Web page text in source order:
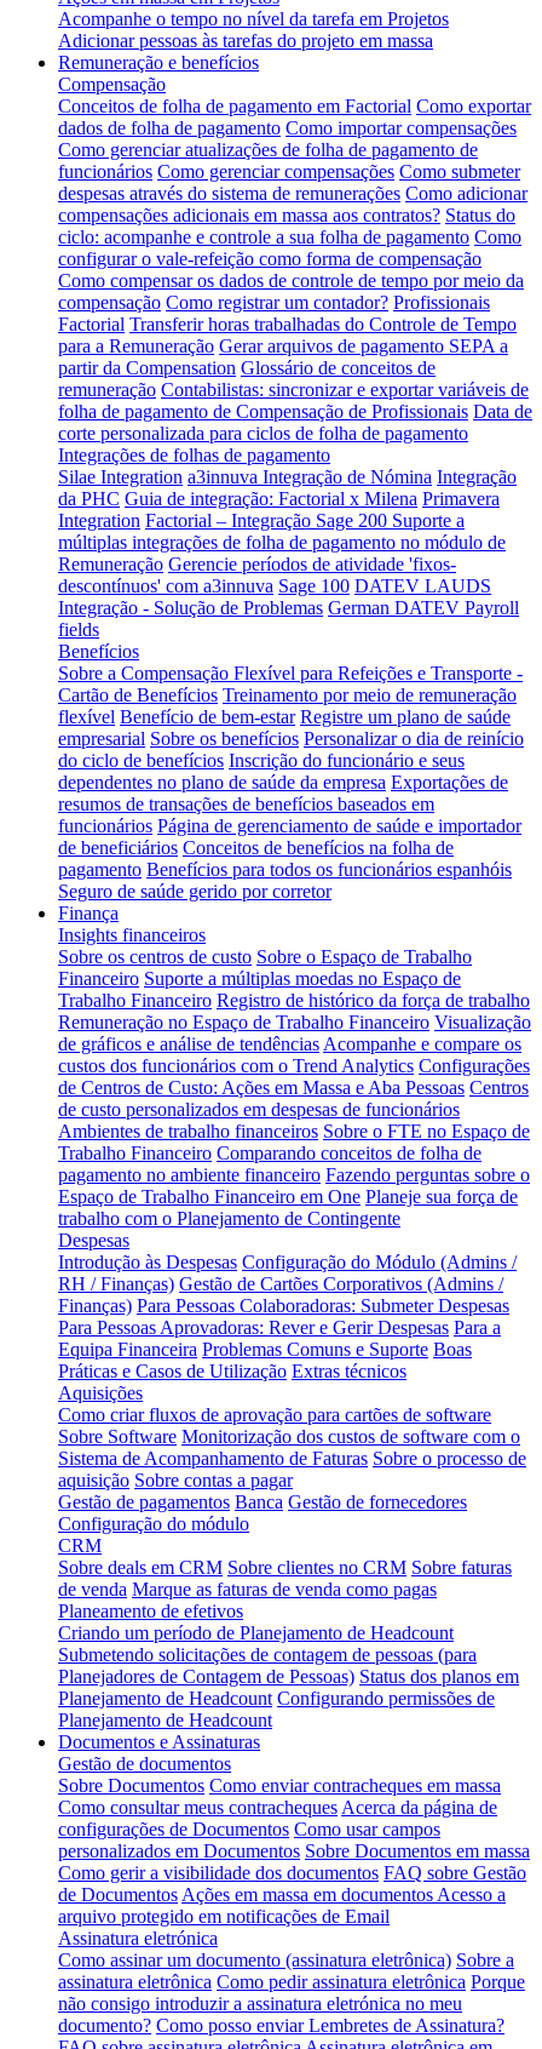
Acompanhe o tempo no nível da tarefa em Projetos
Adicionar pessoas às tarefas do projeto em massa
Remuneração e benefícios
Compensação
Conceitos de folha de pagamento em Factorial Como exportar
dados de folha de pagamento Como importar compensações
Como gerenciar atualizações de folha de pagamento de
funcionários Como gerenciar compensações Como submeter
despesas através do sistema de remunerações Como adicionar
compensações adicionais em massa aos contratos? Status do
ciclo: acompanhe e controle a sua folha de pagamento Como
configurar o vale-refeição como forma de compensação
Como compensar os dados de controle de tempo por meio da
compensação Como registrar um contador? Profissionais
Factorial Transferir horas trabalhadas do Controle de Tempo
para a Remuneração Gerar arquivos de pagamento SEPA a
partir da Compensation Glossário de conceitos de
remuneração Contabilistas: sincronizar e exportar variáveis de
folha de pagamento de Compensação de Profissionais Data de
corte personalizada para ciclos de folha de pagamento
Integrações de folhas de pagamento
Silae Integration a3innuva Integração de Nómina Integração
da PHC Guia de integração: Factorial x Milena Primavera
Integration Factorial – Integração Sage 200 Suporte a
múltiplas integrações de folha de pagamento no módulo de
Remuneração Gerencie períodos de atividade 'fixos-
descontínuos' com a3innuva Sage 100 DATEV LAUDS
Integração - Solução de Problemas German DATEV Payroll
fields
Benefícios
Sobre a Compensação Flexível para Refeições e Transporte -
Cartão de Benefícios Treinamento por meio de remuneração
flexível Benefício de bem-estar Registre um plano de saúde
empresarial Sobre os benefícios Personalizar o dia de reinício
do ciclo de benefícios Inscrição do funcionário e seus
dependentes no plano de saúde da empresa Exportações de
resumos de transações de benefícios baseados em
funcionários Página de gerenciamento de saúde e importador
de beneficiários Conceitos de benefícios na folha de
pagamento Benefícios para todos os funcionários espanhóis
Seguro de saúde gerido por corretor
Finança
Insights financeiros
Sobre os centros de custo Sobre o Espaço de Trabalho
Financeiro Suporte a múltiplas moedas no Espaço de
Trabalho Financeiro Registro de histórico da força de trabalho
Remuneração no Espaço de Trabalho Financeiro Visualização
de gráficos e análise de tendências Acompanhe e compare os
custos dos funcionários com o Trend Analytics Configurações
de Centros de Custo: Ações em Massa e Aba Pessoas Centros
de custo personalizados em despesas de funcionários
Ambientes de trabalho financeiros Sobre o FTE no Espaço de
Trabalho Financeiro Comparando conceitos de folha de
pagamento no ambiente financeiro Fazendo perguntas sobre o
Espaço de Trabalho Financeiro em One Planeje sua força de
trabalho com o Planejamento de Contingente
Despesas
Introdução às Despesas Configuração do Módulo (Admins /
RH / Finanças) Gestão de Cartões Corporativos (Admins /
Finanças) Para Pessoas Colaboradoras: Submeter Despesas
Para Pessoas Aprovadoras: Rever e Gerir Despesas Para a
Equipa Financeira Problemas Comuns e Suporte Boas
Práticas e Casos de Utilização Extras técnicos
Aquisições
Como criar fluxos de aprovação para cartões de software
Sobre Software Monitorização dos custos de software com o
Sistema de Acompanhamento de Faturas Sobre o processo de
aquisição Sobre contas a pagar
Gestão de pagamentos Banca Gestão de fornecedores
Configuração do módulo
CRM
Sobre deals em CRM Sobre clientes no CRM Sobre faturas
de venda Marque as faturas de venda como pagas
Planeamento de efetivos
Criando um período de Planejamento de Headcount
Submetendo solicitações de contagem de pessoas (para
Planejadores de Contagem de Pessoas) Status dos planos em
Planejamento de Headcount Configurando permissões de
Planejamento de Headcount
Documentos e Assinaturas
Gestão de documentos
Sobre Documentos Como enviar contracheques em massa
Como consultar meus contracheques Acerca da página de
configurações de Documentos Como usar campos
personalizados em Documentos Sobre Documentos em massa
Como gerir a visibilidade dos documentos FAQ sobre Gestão
de Documentos Ações em massa em documentos Acesso a
arquivo protegido em notificações de Email
Assinatura eletrónica
Como assinar um documento (assinatura eletrônica) Sobre a
assinatura eletrônica Como pedir assinatura eletrônica Porque
não consigo introduzir a assinatura eletrónica no meu
documento? Como posso enviar Lembretes de Assinatura?